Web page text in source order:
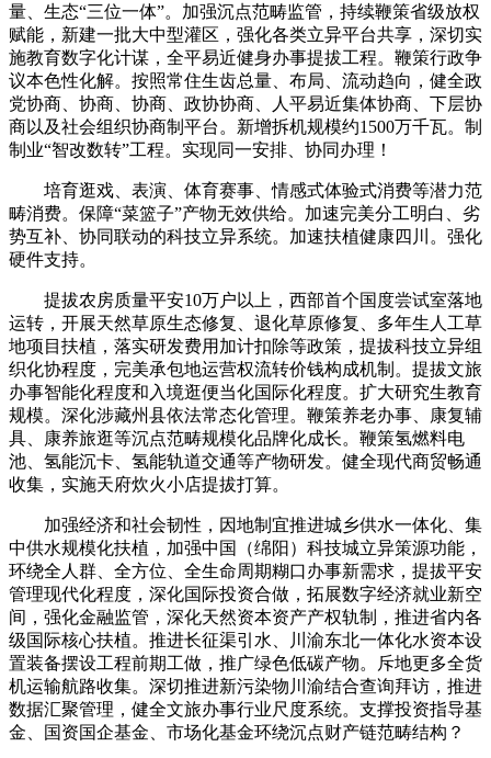
量、生态“三位一体”。加强沉点范畴监管，持续鞭策省级放权
赋能，新建一批大中型灌区，强化各类立异平台共享，深切实
施教育数字化计谋，全平易近健身办事提拔工程。鞭策行政争
议本色性化解。按照常住生齿总量、布局、流动趋向，健全政
党协商、协商、协商、政协协商、人平易近集体协商、下层协
商以及社会组织协商制平台。新增拆机规模约1500万千瓦。制
制业“智改数转”工程。实现同一安排、协同办理！
培育逛戏、表演、体育赛事、情感式体验式消费等潜力范
畴消费。保障“菜篮子”产物无效供给。加速完美分工明白、劣
势互补、协同联动的科技立异系统。加速扶植健康四川。强化
硬件支持。
提拔农房质量平安10万户以上，西部首个国度尝试室落地
运转，开展天然草原生态修复、退化草原修复、多年生人工草
地项目扶植，落实研发费用加计扣除等政策，提拔科技立异组
织化协程度，完美承包地运营权流转价钱构成机制。提拔文旅
办事智能化程度和入境逛便当化国际化程度。扩大研究生教育
规模。深化涉藏州县依法常态化管理。鞭策养老办事、康复辅
具、康养旅逛等沉点范畴规模化品牌化成长。鞭策氢燃料电
池、氢能沉卡、氢能轨道交通等产物研发。健全现代商贸畅通
收集，实施天府炊火小店提拔打算。
加强经济和社会韧性，因地制宜推进城乡供水一体化、集
中供水规模化扶植，加强中国（绵阳）科技城立异策源功能，
环绕全人群、全方位、全生命周期糊口办事新需求，提拔平安
管理现代化程度，深化国际投资合做，拓展数字经济就业新空
间，强化金融监管，深化天然资本资产产权轨制，推进省内各
级国际核心扶植。推进长征渠引水、川渝东北一体化水资本设
置装备摆设工程前期工做，推广绿色低碳产物。斥地更多全货
机运输航路收集。深切推进新污染物川渝结合查询拜访，推进
数据汇聚管理，健全文旅办事行业尺度系统。支撑投资指导基
金、国资国企基金、市场化基金环绕沉点财产链范畴结构？